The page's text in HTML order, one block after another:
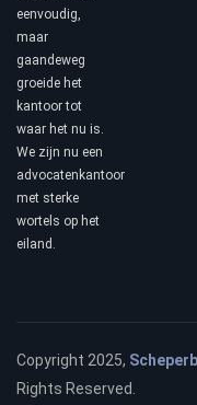
eenvoudig,
maar
gaandeweg
groeide het
kantoor tot
waar het nu is.
We zijn nu een
advocatenkantoor
met sterke
wortels op het
eiland.
Copyright 2025,
Rights Reserved.